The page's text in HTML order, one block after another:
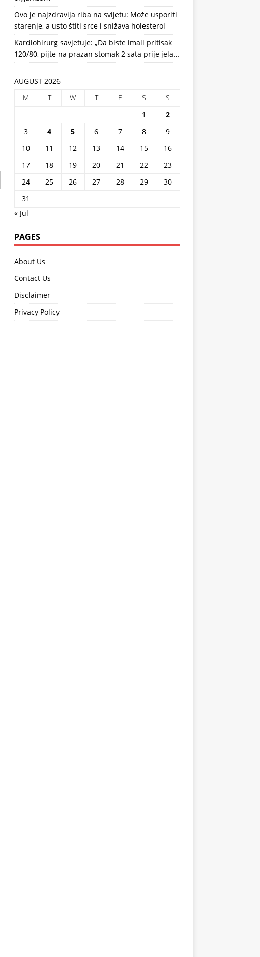
Ovo je najzdravija riba na svijetu: Može usporiti
starenje, a usto štiti srce i snižava holesterol
Kardiohirurg savjetuje: „Da biste imali pritisak
120/80, pijte na prazan stomak 2 sata prije jela…
AUGUST 2026
M
T W T F S
S
1
2
3
4 5 6 7 8
9
10
11 12 13 14 15
16
17
18 19 20 21 22
23
24
25 26 27 28 29
30
31
« Jul
PAGES
About Us
Contact Us
Disclaimer
Privacy Policy